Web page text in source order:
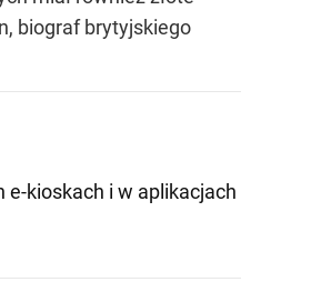
biograf brytyjskiego
e-kioskach i w aplikacjach